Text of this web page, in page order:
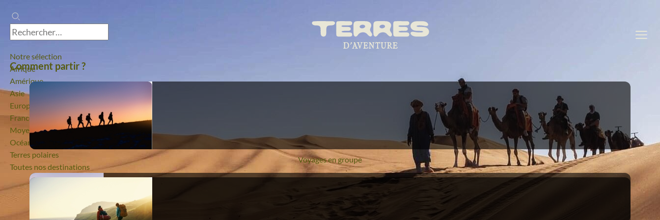
Notre sélection
Afrique
Amérique
Asie
Europe
France
Moyen-Orient
Océanie
Terres polaires
Toutes nos destinations
Comment partir ?
Voyages en groupe